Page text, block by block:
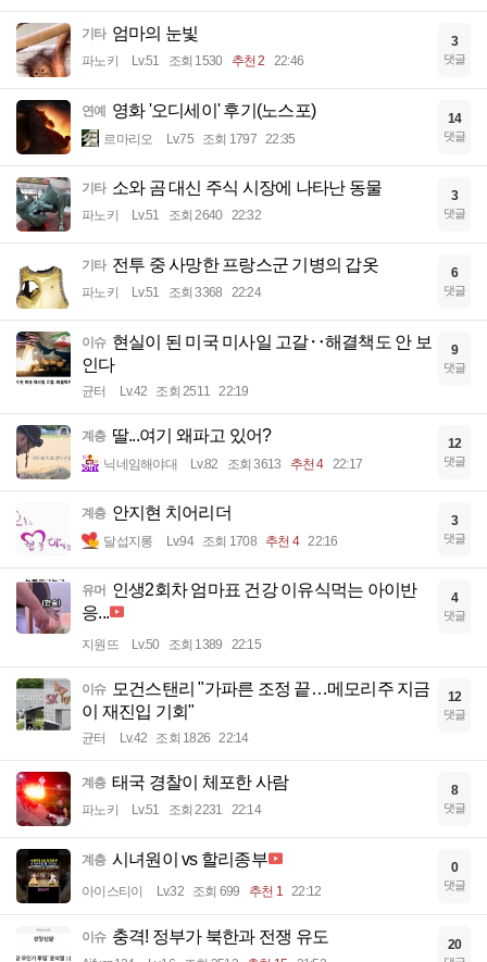
기타 엄마의 눈빛
파노키 Lv.51 조회 1530 추천 2 22:46
3
댓글
연예 영화 '오디세이' 후기(노스포)
르마리오 Lv.75 조회 1797 22:35
14
댓글
기타 소와 곰 대신 주식 시장에 나타난 동물
파노키 Lv.51 조회 2640 22:32
3
댓글
기타 전투 중 사망한 프랑스군 기병의 갑옷
파노키 Lv.51 조회 3368 22:24
6
댓글
이슈 현실이 된 미국 미사일 고갈‥해결책도 안 보
인다
균터 Lv.42 조회 2511 22:19
9
댓글
계층 딸...여기 왜파고 있어?
닉네임해야대 Lv.82 조회 3613 추천 4 22:17
12
댓글
계층 안지현 치어리더
달섭지롱 Lv.94 조회 1708 추천 4 22:16
3
댓글
유머 인생2회차 엄마표 건강 이유식먹는 아이반
응...
지원뜨 Lv.50 조회 1389 22:15
4
댓글
이슈
모건스탠리 "가파른 조정 끝…메모리주 지금
이 재진입 기회"
균터 Lv.42 조회 1826 22:14
12
댓글
계층 태국 경찰이 체포한 사람
파노키 Lv.51 조회 2231 22:14
8
댓글
계층 시녀원이 vs 할리종부
아이스티이 Lv.32 조회 699 추천 1 22:12
0
댓글
이슈 충격! 정부가 북한과 전쟁 유도 20